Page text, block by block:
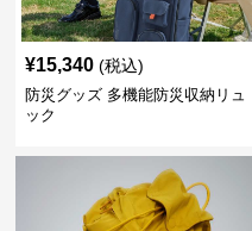
¥15,340 (税込)
防災グッズ 多機能防災収納リュ
ック